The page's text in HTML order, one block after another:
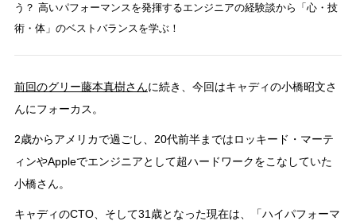
う？ 高いパフォーマンスを発揮するエンジニアの経験談から「心・技
術・体」のベストバランスを学ぶ！
前回のグリー藤本真樹さんに続き、今回はキャディの小橋昭文さ
んにフォーカス。
2歳からアメリカで過ごし、20代前半まではロッキード・マーテ
ィンやAppleでエンジニアとして超ハードワークをこなしていた
小橋さん。
キャディのCTO、そして31歳となった現在は、「ハイパフォーマ